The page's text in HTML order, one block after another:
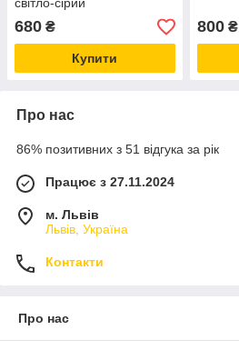
світло-сірий
680 ₴
Купити
800₴
Про нас
86% позитивних з 51 відгука за рік
Працює з 27.11.2024
м. Львів
Львів, Україна
Контакти
Про нас